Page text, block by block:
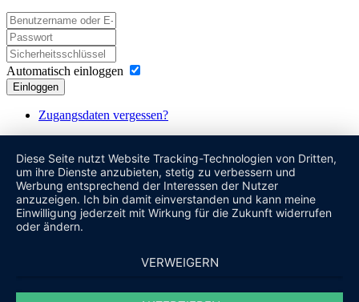
Automatisch einloggen
Einloggen
Zugangsdaten vergessen?
Diese Seite nutzt Website Tracking-Technologien von Dritten,
um ihre Dienste anzubieten, stetig zu verbessern und
Werbung entsprechend der Interessen der Nutzer
anzuzeigen. Ich bin damit einverstanden und kann meine
Einwilligung jederzeit mit Wirkung für die Zukunft widerrufen
oder ändern.
VERWEIGERN